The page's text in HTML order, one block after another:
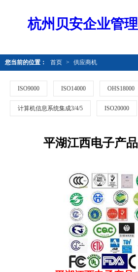
杭州贝安企业管
您当前的位置： 首页 > 供应商机
ISO9000 ISO14000 OHS18000
计算机信息系统集成3/4/5 ISO20000
平湖江西电子产